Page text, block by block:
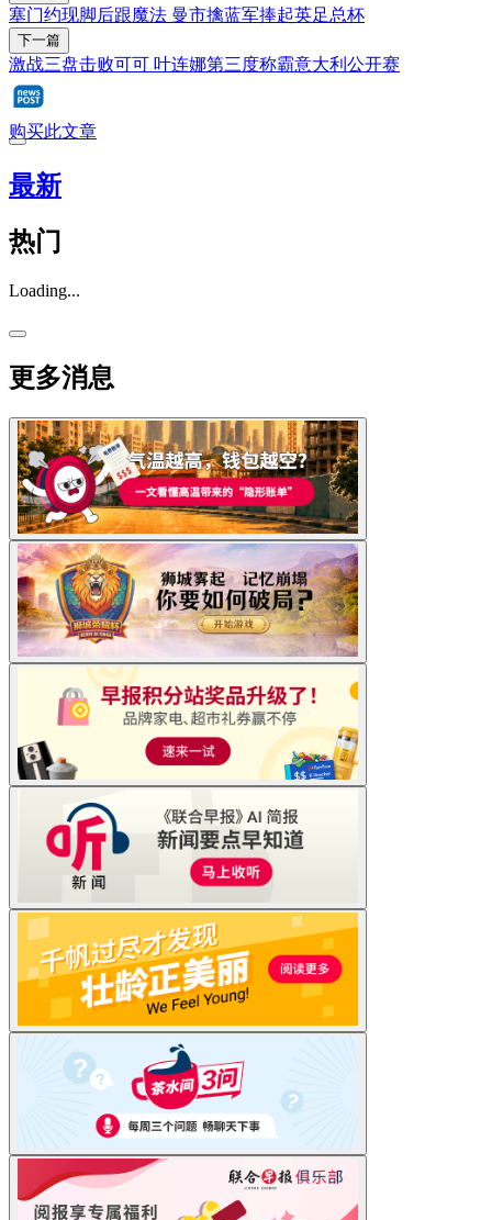
塞门约现脚后跟魔法 曼市擒蓝军捧起英足总杯
下一篇
激战三盘击败可可 叶连娜第三度称霸意大利公开赛
购买此文章
最新
热门
Loading...
更多消息